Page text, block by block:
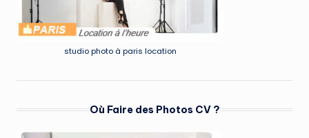
studio photo à paris location
Où Faire des Photos CV ?